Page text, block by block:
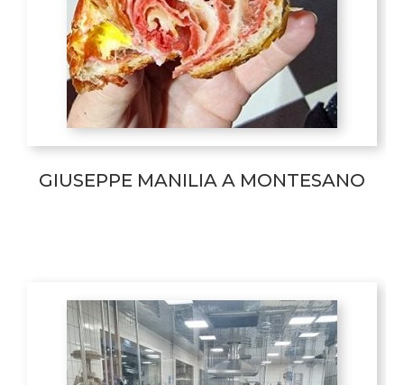
GIUSEPPE MANILIA A MONTESANO